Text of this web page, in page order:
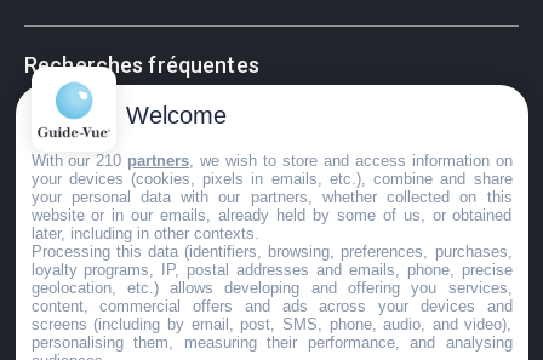
Recherches fréquentes
Pathologies adultes
Signes d'une urgence ophtalmologique
La vision
Acuité visuelle
Myosis / mydriase
Œdème oculaire
©GuideVue2024
Welcome
With our 210 partners , we wish to store and access information on
your devices (cookies, pixels in emails, etc.), combine and share
your personal data with our partners, whether collected on this
website or in our emails, already held by some of us, or obtained
later, including in other contexts.
Processing this data (identifiers, browsing, preferences, purchases,
loyalty programs, IP, postal addresses and emails, phone, precise
geolocation, etc.) allows developing and offering you services,
content, commercial offers and ads across your devices and
screens (including by email, post, SMS, phone, audio, and video),
personalising them, measuring their performance, and analysing